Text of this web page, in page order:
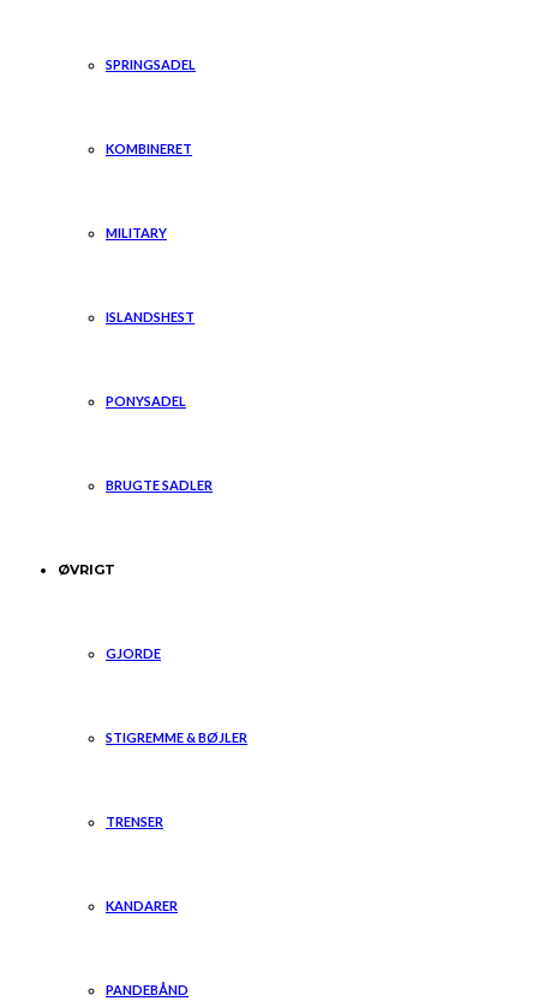
SPRINGSADEL
KOMBINERET
MILITARY
ISLANDSHEST
PONYSADEL
BRUGTE SADLER
ØVRIGT
GJORDE
STIGREMME & BØJLER
TRENSER
KANDARER
PANDEBÅND